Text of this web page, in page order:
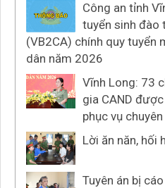
Công an tỉnh
tuyển sinh đào
(VB2CA) chính quy tuyển
dân năm 2026
Vĩnh Long: 73
gia CAND
phục vụ
Lời ăn năn, hối
Tuyên án bị